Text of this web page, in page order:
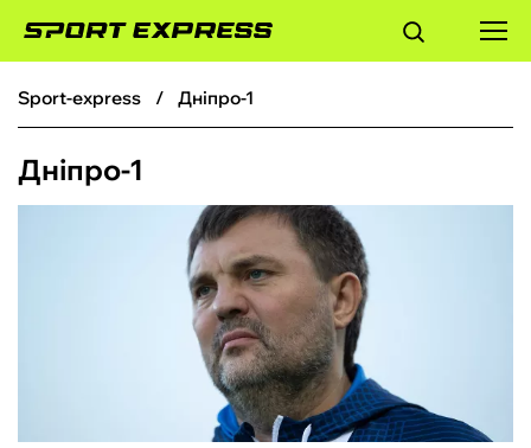
ФУТБОЛ
БАСКЕТБОЛ
sport-express Дніпро-1
Дніпро-1